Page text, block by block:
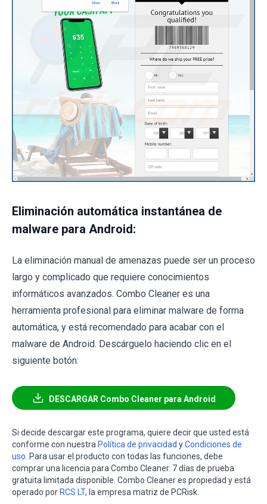
Eliminación automática instantánea de
malware para Android:
La eliminación manual de amenazas puede ser un proceso
largo y complicado que requiere conocimientos
informáticos avanzados. Combo Cleaner es una
herramienta profesional para eliminar malware de forma
automática, y está recomendado para acabar con el
malware de Android. Descárguelo haciendo clic en el
siguiente botón:
DESCARGAR Combo Cleaner para Android
Si decide descargar este programa, quiere decir que usted está
conforme con nuestra Política de privacidad yCondiciones de
uso . Para usar el producto con todas las funciones, debe
comprar una licencia para Combo Cleaner. 7 días de prueba
gratuita limitada disponible. Combo Cleaner es propiedad y está
operado por RCS LT, la empresa matriz de PCRisk.